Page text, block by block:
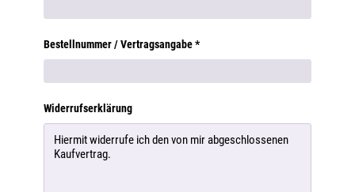
Bestellnummer / Vertragsangabe *
Widerrufserklärung